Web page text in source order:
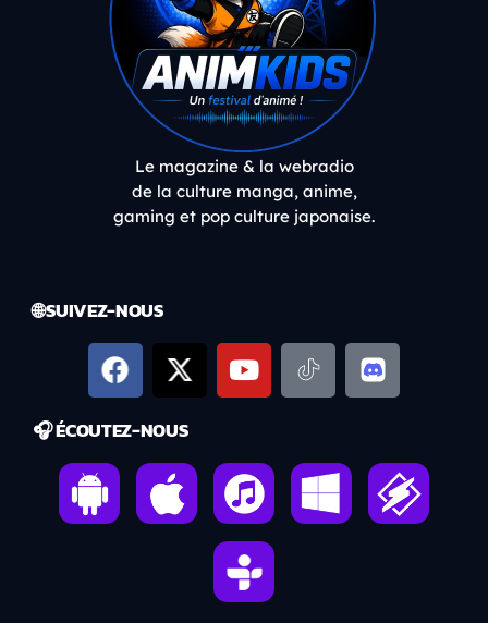
Le magazine & la webradio
de la culture manga, anime,
gaming et pop culture japonaise.
🌐 SUIVEZ-NOUS
🎧 ÉCOUTEZ-NOUS